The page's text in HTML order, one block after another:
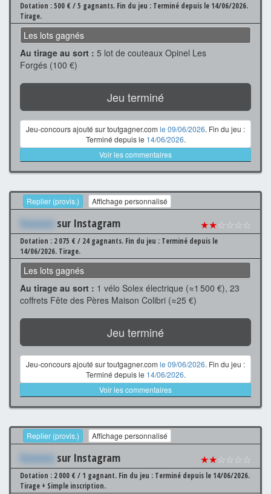
Dotation : 500 € / 5 gagnants. Fin du jeu : Terminé depuis le 14/06/2026.
Tirage.
Les lots gagnés
Au tirage au sort : 5 lot de couteaux Opinel Les
Forgés (100 €)
Jeu terminé
Jeu-concours ajouté sur toutgagner.com le 09/06/2026. Fin du jeu :
Terminé depuis le 14/06/2026.
Voir les commentaires
Replier (provis.) Affichage personnalisé
Xxxxxxx sur Instagram ★★☆☆☆☆
Dotation : 2 075 € / 24 gagnants. Fin du jeu : Terminé depuis le
14/06/2026. Tirage.
Les lots gagnés
Au tirage au sort : 1 vélo Solex électrique (≈1 500 €), 23
coffrets Fête des Pères Maison Colibri (≈25 €)
Jeu terminé
Jeu-concours ajouté sur toutgagner.com le 09/06/2026. Fin du jeu :
Terminé depuis le 14/06/2026.
Voir les commentaires
Replier (provis.) Affichage personnalisé
Xxxxxxx sur Instagram ★★☆☆☆☆
Dotation : 2 000 € / 1 gagnant. Fin du jeu : Terminé depuis le 14/06/2026.
Tirage + Simple inscription.